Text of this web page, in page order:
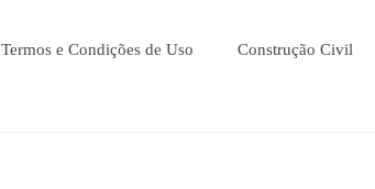
Termos e Condições de Uso Construção Civil